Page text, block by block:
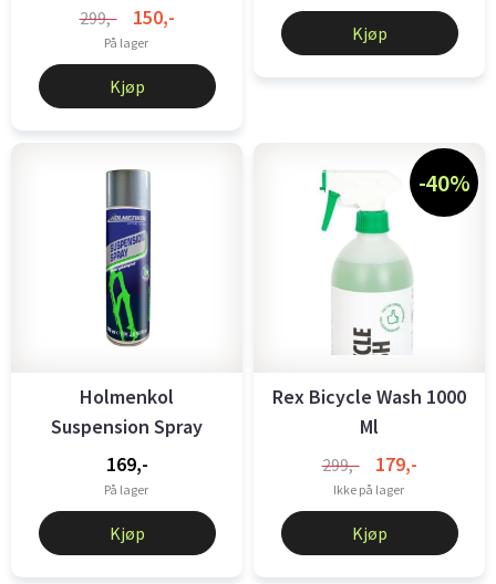
299,- 150,-
På lager
Kjøp
Kjøp
Holmenkol
Suspension Spray
169,-
På lager
Kjøp
-40%
Rex Bicycle Wash 1000
Ml
299,- 179,-
Ikke på lager
Kjøp